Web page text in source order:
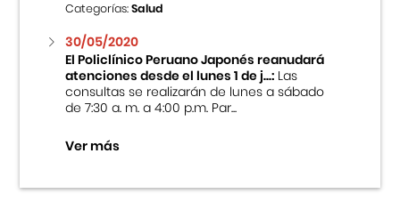
Categorías:Salud
30/05/2020
El Policlínico Peruano Japonés reanudará
atenciones desde el lunes 1 de j...:Las
consultas se realizarán de lunes a sábado
de 7:30 a. m. a 4:00 p.m. Par...
Ver más